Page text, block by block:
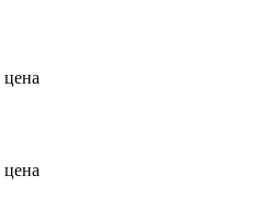
цена
цена